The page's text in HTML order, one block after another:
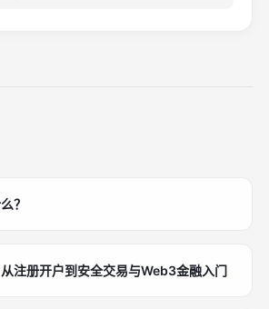
？
注册开户到安全交易与Web3金融入门